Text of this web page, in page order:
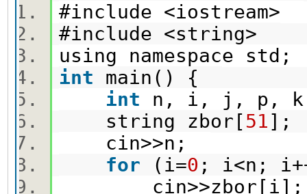
#include <iostream>
#include <string>
using namespace
int main() {
int n, i, j, p,
string zbor[51
cin>>n;
for (i=0 ; i<n;